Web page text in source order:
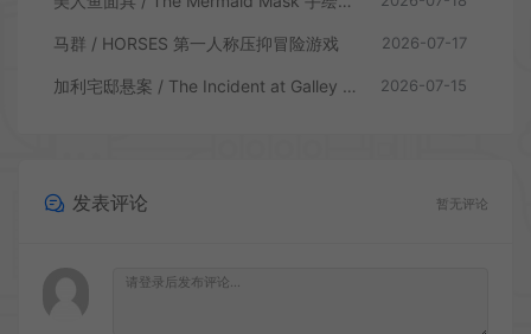
马群 / HORSES 第一人称压抑冒险游戏 2026-07-17
加利宅邸悬案 / The Incident at Galley House 侦探解密推理游戏 2026-07-15
发表评论 暂无评论